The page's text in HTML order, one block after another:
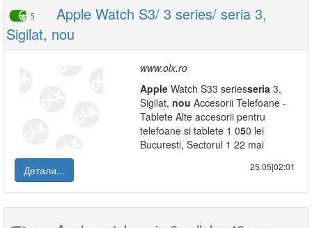
5
Apple Watch S3/ 3 series/ seria 3,
Sigilat, nou
www.olx.ro
Apple Watch S33 seriesseria 3,
Sigilat, nou Accesorii Telefoane -
Tablete Alte accesorii pentru
telefoane si tablete 1 050 lei
Bucuresti, Sectorul 1 22 mai
Детали...
25.05|02:01